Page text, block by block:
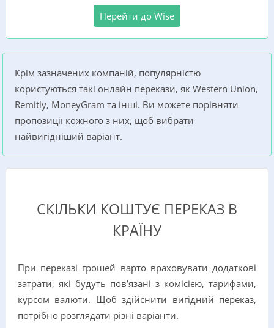
Перейти до Wise
Крім зазначених компаній, популярністю
користуються такі онлайн перекази, як Western Union,
Remitly, MoneyGram та інші. Ви можете порівняти
пропозиції кожного з них, щоб вибрати
найвигідніший варіант.
СКІЛЬКИ КОШТУЄ ПЕРЕКАЗ В
КРАЇНУ
При переказі грошей варто враховувати додаткові
затрати, які будуть пов’язані з комісією, тарифами,
курсом валюти. Щоб здійснити вигідний переказ,
потрібно розглядати різні варіанти.